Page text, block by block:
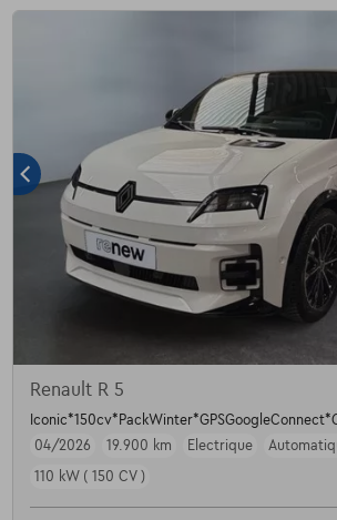
Renault R 5
04/2026
19.900 km Electrique
110 kW ( 150 CV )